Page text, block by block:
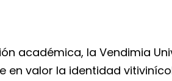
académica, la Vendimia
en valor la identidad